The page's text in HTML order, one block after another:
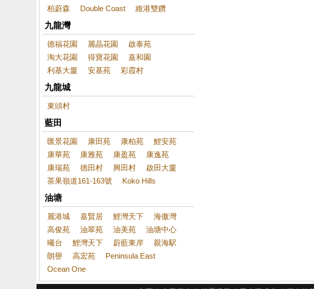
柏蔚森
Double Coast 維港雙鑽
九龍灣
德福花園 麗晶花園
啟泰苑
淘大花園
得寶花園
嘉和園
利基大廈
安基苑 彩霞村
九龍城
東頭村
藍田
匯景花園 康田苑 康柏苑
鯉安苑
康華苑
康雅苑 康盈苑
康逸苑
康瑞苑
德田村 興田村
啟田大廈
茶果嶺道161-163號
Koko Hills
油塘
麗港城 嘉賢居 鯉灣天下
海傲灣
高俊苑
油翠苑 油美苑
油塘中心
曦台
鯉灣天下 蔚藍東岸
親海駅
朗譽
高宏苑
Peninsula East
Ocean One